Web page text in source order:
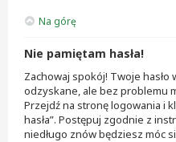
Na górę
Nie pamiętam hasła!
Zachowaj spokój! Twoje
odzyskane, ale bez problemu
Przejdź na stronę logowania i
hasła”. Postępuj zgodnie z
niedługo znów będziesz móc